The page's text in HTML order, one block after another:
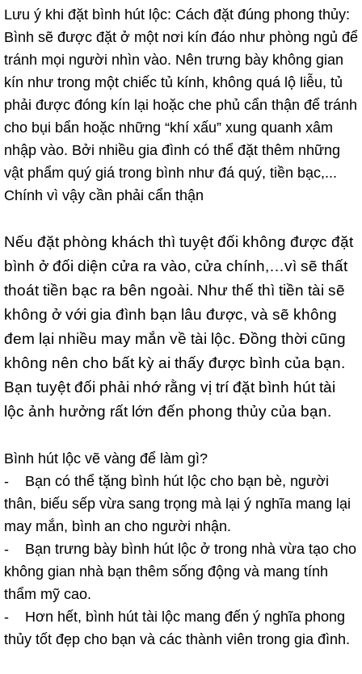
Lưu ý khi đặt bình hút lộc: Cách đặt đúng phong thủy:
Bình sẽ được đặt ở một nơi kín đáo như phòng ngủ để
tránh mọi người nhìn vào. Nên trưng bày không gian
kín như trong một chiếc tủ kính, không quá lộ liễu, tủ
phải được đóng kín lại hoặc che phủ cẩn thận để tránh
cho bụi bẩn hoặc những “khí xấu” xung quanh xâm
nhập vào. Bởi nhiều gia đình có thể đặt thêm những
vật phẩm quý giá trong bình như đá quý, tiền bạc,...
Chính vì vậy cần phải cẩn thận
Nếu đặt phòng khách thì tuyệt đối không được đặt
bình ở đối diện cửa ra vào, cửa chính,…vì sẽ thất
thoát tiền bạc ra bên ngoài. Như thế thì tiền tài sẽ
không ở với gia đình bạn lâu được, và sẽ không
đem lại nhiều may mắn về tài lộc. Đồng thời cũng
không nên cho bất kỳ ai thấy được bình của bạn.
Bạn tuyệt đối phải nhớ rằng vị trí đặt bình hút tài
lộc ảnh hưởng rất lớn đến phong thủy của bạn.
Bình hút lộc vẽ vàng để làm gì?
- Bạn có thể tặng bình hút lộc cho bạn bè, người
thân, biếu sếp vừa sang trọng mà lại ý nghĩa mang lại
may mắn, bình an cho người nhận.
- Bạn trưng bày bình hút lộc ở trong nhà vừa tạo cho
không gian nhà bạn thêm sống động và mang tính
thẩm mỹ cao.
- Hơn hết, bình hút tài lộc mang đến ý nghĩa phong
thủy tốt đẹp cho bạn và các thành viên trong gia đình.